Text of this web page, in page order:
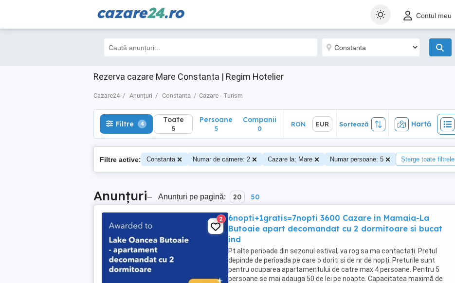
cazare24.ro Contul meu
Rezerva cazare Mare Constanta | Regim Hotelier
Cazare24 Anunțuri Constanta Cazare - Turism
Filtre 4 Toate
5
Hartă
Filtre 4 Toate
5
Persoane
5
Companii
0
RON EUR Sortează Hartă
Filtre active: Constanta Numar de camere: 2 Cazare la: Mare Numar persoane: 5 Șterge toate filtrele
Anunțuri– Anunțuri pe pagină: 20 50
2
6nopti+1gratis=7nopti 3600 Cazare in Mamaia-La
Butoaie apart decomandat cu 2 dormitoare si bucat
ind
Pt alte perioade din sezonul estival, va rog sa ma contactați. Pretul
depinde de perioada pe care o doriti si de nr de nopți. Preturile sunt
pentru ocuparea apartamentului de catre max 4 persoane. Pentru 5
persoane se mai adauga 50 de lei pe noapte. Capacitatea maximă de